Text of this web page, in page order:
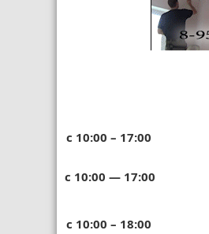
с 10:00 – 17:00
с 10:00 — 17:00
с 10:00 – 18:00